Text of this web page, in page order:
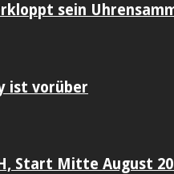
sein
ist vorüber
Start Mitte August